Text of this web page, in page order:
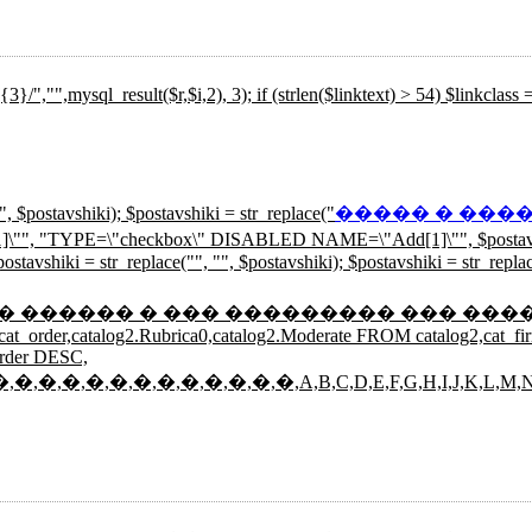
3); if (strlen($linktext) > 54) $linkclass =
", $postavshiki); $postavshiki = str_replace("����� �
"TYPE=\"checkbox\" DISABLED NAME=\"Add[1]\"",
= str_replace("", "", $postavshiki); $postavshiki =
{ // ���� ������ ������ � ��� ��������� ���
FROM
DESC,